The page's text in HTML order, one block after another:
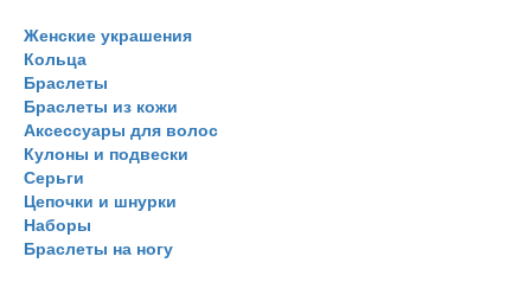
Женские украшения
Кольца
Браслеты
Браслеты из кожи
Аксессуары для волос
Кулоны и подвески
Серьги
Цепочки и шнурки
Наборы
Браслеты на ногу